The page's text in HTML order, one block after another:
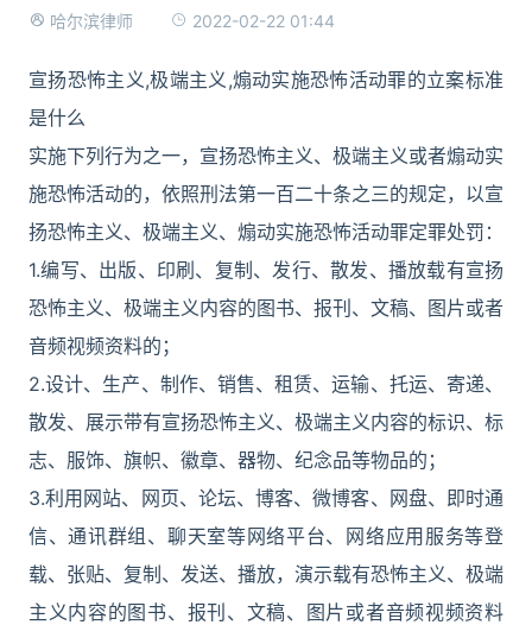
哈尔滨律师 2022-02-22 01:44
宣扬恐怖主义,极端主义,煽动实施恐怖活动罪的立案标准
是什么
实施下列行为之一，宣扬恐怖主义、极端主义或者煽动实
施恐怖活动的，依照刑法第一百二十条之三的规定，以宣
扬恐怖主义、极端主义、煽动实施恐怖活动罪定罪处罚：
1.编写、出版、印刷、复制、发行、散发、播放载有宣扬
恐怖主义、极端主义内容的图书、报刊、文稿、图片或者
音频视频资料的；
2.设计、生产、制作、销售、租赁、运输、托运、寄递、
散发、展示带有宣扬恐怖主义、极端主义内容的标识、标
志、服饰、旗帜、徽章、器物、纪念品等物品的；
3.利用网站、网页、论坛、博客、微博客、网盘、即时通
信、通讯群组、聊天室等网络平台、网络应用服务等登
载、张贴、复制、发送、播放，演示载有恐怖主义、极端
主义内容的图书、报刊、文稿、图片或者音频视频资料